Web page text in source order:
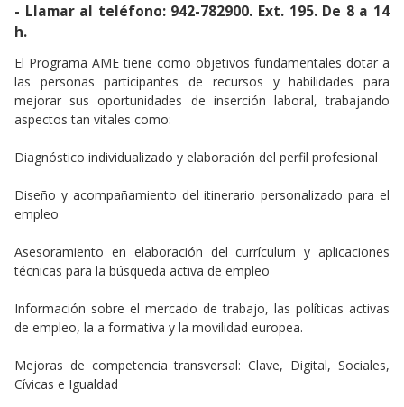
- Llamar al teléfono: 942-782900. Ext. 195. De 8 a 14
h.
El Programa AME tiene como objetivos fundamentales dotar a
las personas participantes de recursos y habilidades para
mejorar sus oportunidades de inserción laboral, trabajando
aspectos tan vitales como:
Diagnóstico individualizado y elaboración del perfil profesional
Diseño y acompañamiento del itinerario personalizado para el
empleo
Asesoramiento en elaboración del currículum y aplicaciones
técnicas para la búsqueda activa de empleo
Información sobre el mercado de trabajo, las políticas activas
de empleo, la a formativa y la movilidad europea.
Mejoras de competencia transversal: Clave, Digital, Sociales,
Cívicas e Igualdad